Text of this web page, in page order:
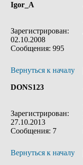
Igor_A
Зарегистрирован:
02.10.2008
Сообщения: 995
Вернуться к началу
DONS123
Зарегистрирован:
27.10.2013
Сообщения: 7
Вернуться к началу